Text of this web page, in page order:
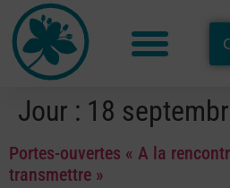
Jour : 18
Portes-ouvertes « A la
transmettre »